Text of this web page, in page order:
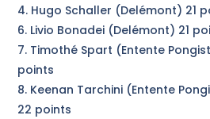
4. Hugo Schaller (Delémont) 21
6. Livio Bonadei (Delémont) 21
7. Timothé Spart (Entente
points
8. Keenan Tarchini (Entente
22 points